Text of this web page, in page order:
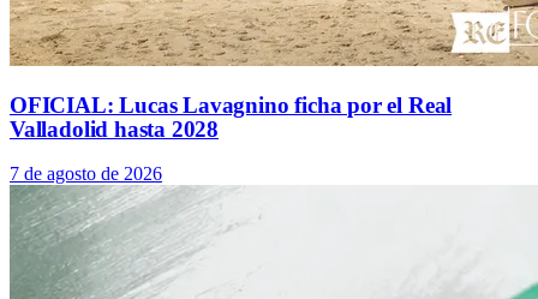
OFICIAL: Lucas Lavagnino ficha por el Real
Valladolid hasta 2028
7 de agosto de 2026